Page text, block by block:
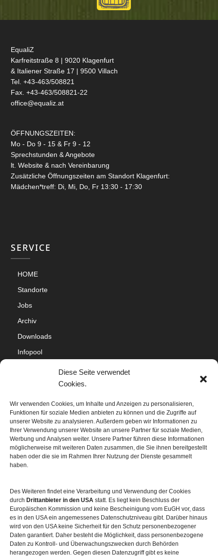
Diese Seite verwendet
Cookies.
Wir verwenden Cookies, um Inhalte und Anzeigen zu personalisieren,
Funktionen für soziale Medien anbieten zu können und die Zugriffe auf
unserer Website zu analysieren. Außerdem geben wir Informationen zu
Ihrer Verwendung unserer Website an unsere Partner für soziale Medien,
Werbung und Analysen weiter. Unsere Partner führen diese Informationen
möglicherweise mit weiteren Daten zusammen, die Sie ihnen bereitgestellt
haben oder die sie im Rahmen Ihrer Nutzung der Dienste gesammelt
haben.
Des Weiteren findet eine Verarbeitung und Verwendung der Cookies
durch Drittanbieter in den USA statt. Es liegt kein Beschluss der
Europäischen Kommission und keine Bescheinigung vom EuGH vor, dass
es in den USA ein angemessenes Datenschutzniveau gibt. Darüber hinaus
wird von den USA keine Sicherheit für den Schutz personenbezogener
Daten garantiert. Daher besteht die Möglichkeit, dass personenbezogene
Daten zu Kontroll- und Überwachungszwecken durch Behörden
herangezogen werden. Gegen diesen Datenzugriff gibt es keine
EqualiZ
Karfreitstraße 8 | 9020 Klagenfurt
& Italiener Straße 17 | 9500 Villach
Tel. +43-463/508821
Fax. +43-463/508821-22
office@equaliz.at
ÖFFNUNGSZEITEN:
Mo - Do 9 - 15 & Fr 9 - 12
Sprechstunden & Angebote
lt. Website & nach Vereinbarung
Zusätzliche Öffnungszeiten am Standort Klagenfurt:
Mädchen*treff: Di, Mi, Do, Fr 13:30 - 17:30
SERVICE
HOME
Standorte
Jobs
Archiv
Downloads
Infopool
Sitemap